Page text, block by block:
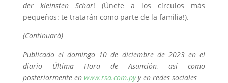
der kleinsten Schar! (Únete a los círculos más
pequeños: te tratarán como parte de la familia!).
(Continuará)
Publicado el domingo 10 de diciembre de 2023 en el
diario Última Hora de Asunción, así como
posteriormente en www.rsa.com.pyy en redes sociales